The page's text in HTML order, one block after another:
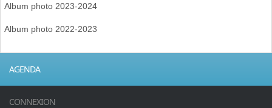
Album photo 2023-2024
Album photo 2022-2023
AGENDA
CONNEXION